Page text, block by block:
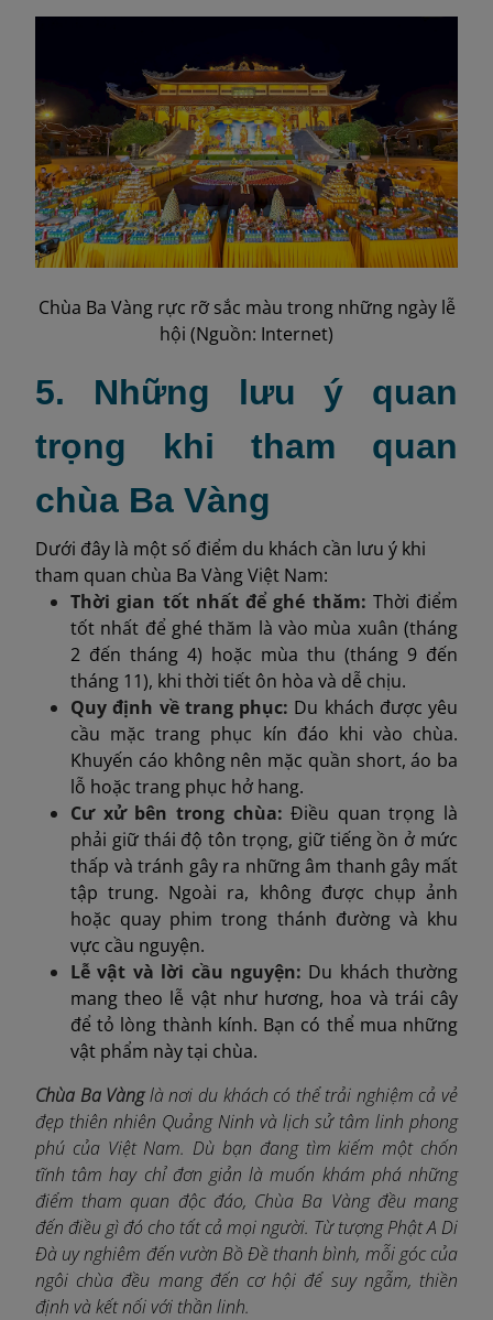
Chùa Ba Vàng rực rỡ sắc màu trong những ngày lễ
hội (Nguồn: Internet)
5. Những lưu ý quan
trọng khi tham quan
chùa Ba Vàng
Dưới đây là một số điểm du khách cần lưu ý khi
tham quan chùa Ba Vàng Việt Nam:
Thời gian tốt nhất để ghé thăm: Thời điểm
tốt nhất để ghé thăm là vào mùa xuân (tháng
2 đến tháng 4) hoặc mùa thu (tháng 9 đến
tháng 11), khi thời tiết ôn hòa và dễ chịu.
Quy định về trang phục: Du khách được yêu
cầu mặc trang phục kín đáo khi vào chùa.
Khuyến cáo không nên mặc quần short, áo ba
lỗ hoặc trang phục hở hang.
Cư xửbên trong chùa:Điều quan trọng là
phải giữ thái độ tôn trọng, giữ tiếng ồn ở mức
thấp và tránh gây ra những âm thanh gây mất
tập trung. Ngoài ra, không được chụp ảnh
hoặc quay phim trong thánh đường và khu
vực cầu nguyện.
Lễ vật và lời cầu nguyện: Du khách thường
mang theo lễ vật như hương, hoa và trái cây
để tỏ lòng thành kính. Bạn có thể mua những
vật phẩm này tại chùa.
Chùa Ba Vànglà nơi du khách có thể trải nghiệm cả vẻ
đẹp thiên nhiên Quảng Ninh và lịch sử tâm linh phong
phú của Việt Nam. Dù bạn đang tìm kiếm một chốn
tĩnh tâm hay chỉ đơn giản là muốn khám phá những
điểm tham quan độc đáo, Chùa Ba Vàng đều mang
đến điều gì đó cho tất cả mọi người. Từ tượng Phật A Di
Đà uy nghiêm đến vườn Bồ Đề thanh bình, mỗi góc của
ngôi chùa đều mang đến cơ hội để suy ngẫm, thiền
định và kết nối với thần linh.